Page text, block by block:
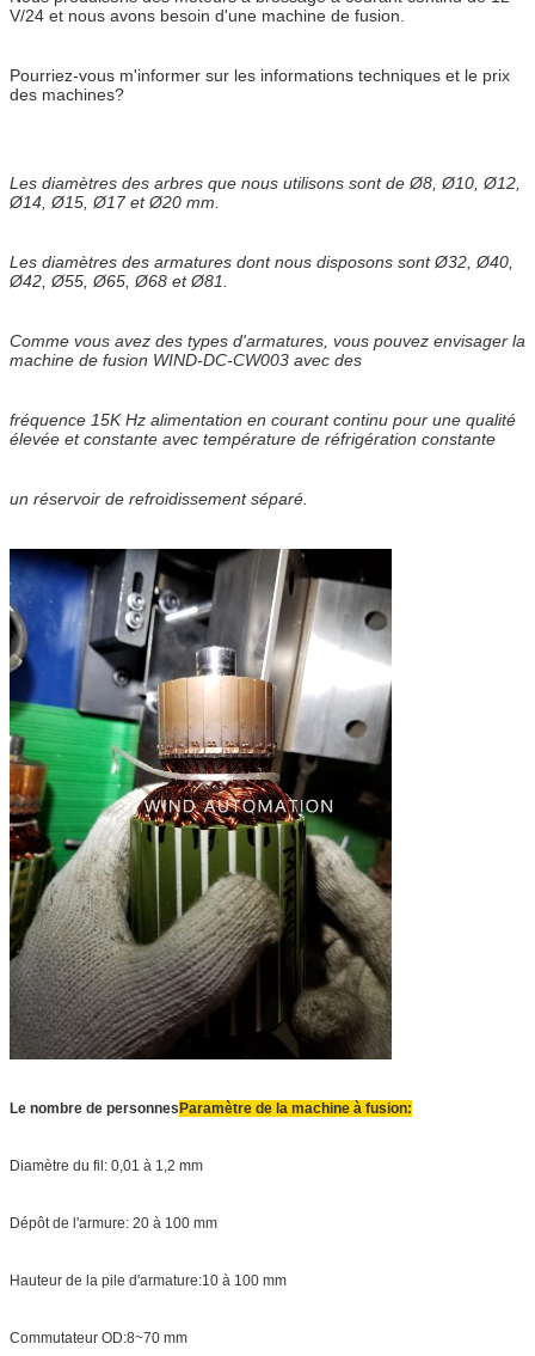
V/24 et nous avons besoin d'une machine de fusion.
Pourriez-vous m'informer sur les informations techniques et le prix
des machines?
Les diamètres des arbres que nous utilisons sont de Ø8, Ø10, Ø12,
Ø14, Ø15, Ø17 et Ø20 mm.
Les diamètres des armatures dont nous disposons sont Ø32, Ø40,
Ø42, Ø55, Ø65, Ø68 et Ø81.
Comme vous avez des types d'armatures, vous pouvez envisager la
machine de fusion WIND-DC-CW003 avec des
fréquence 15K Hz alimentation en courant continu pour une qualité
élevée et constante avec température de réfrigération constante
un réservoir de refroidissement séparé.
Le nombre de personnesParamètre de la machine à fusion:
Diamètre du fil: 0,01 à 1,2 mm
Dépôt de l'armure: 20 à 100 mm
Hauteur de la pile d'armature:10 à 100 mm
Commutateur OD:8~70 mm